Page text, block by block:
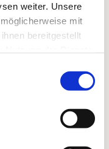
weiter. Unsere
mit
bereitgestellt